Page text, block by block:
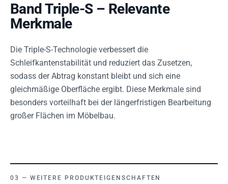
Band Triple-S – Relevante
Merkmale
Die Triple-S-Technologie verbessert die
Schleifkantenstabilität und reduziert das Zusetzen,
sodass der Abtrag konstant bleibt und sich eine
gleichmäßige Oberfläche ergibt. Diese Merkmale sind
besonders vorteilhaft bei der längerfristigen Bearbeitung
großer Flächen im Möbelbau.
WEITERE PRODUKTEIGENSCHAFTEN